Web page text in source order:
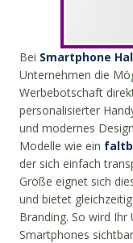
Bei Smartphone
Unternehmen die
Werbebotschaft
personalisierter
und modernes
Modelle wie ein
der sich einfach
Größe eignet sich
und bietet
Branding. So wird
Smartphones